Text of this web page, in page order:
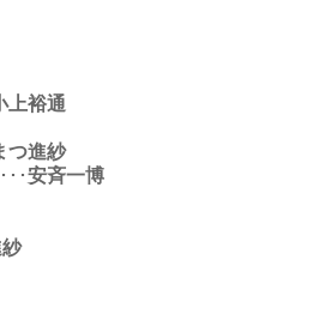
上裕通
つ進紗
･･安斉一博